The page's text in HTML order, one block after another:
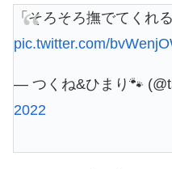
「そろそろ撫でてくれ
pic.twitter.com/
— つくね&ひまり🐾
2022